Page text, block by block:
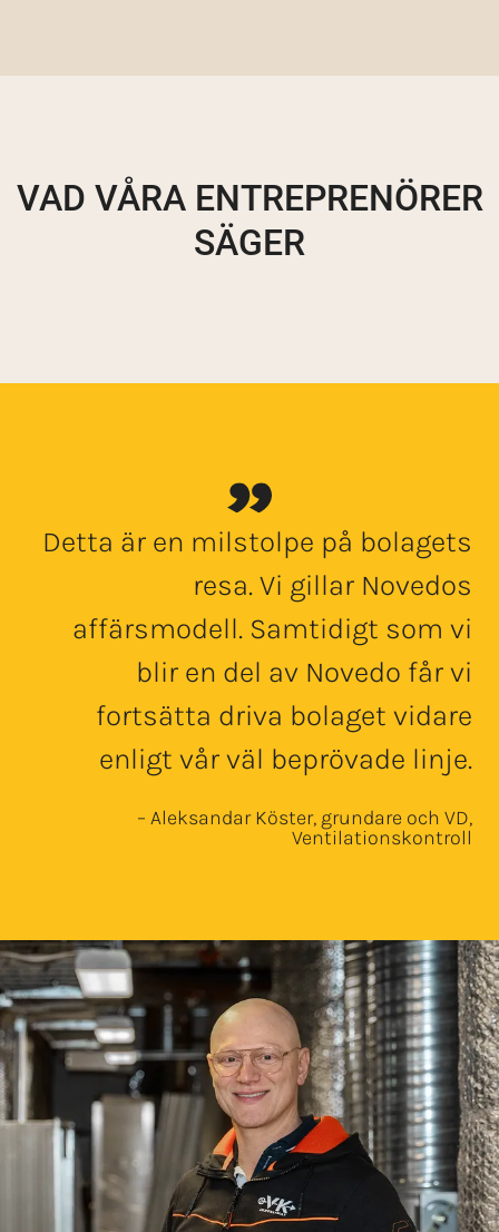
VAD VÅRA ENTREPRENÖRER
SÄGER
Detta är en milstolpe på bolagets
resa. Vi gillar Novedos
affärsmodell. Samtidigt som vi
blir en del av Novedo får vi
fortsätta driva bolaget vidare
enligt vår väl beprövade linje.
– Aleksandar Köster, grundare och VD,
Ventilationskontroll